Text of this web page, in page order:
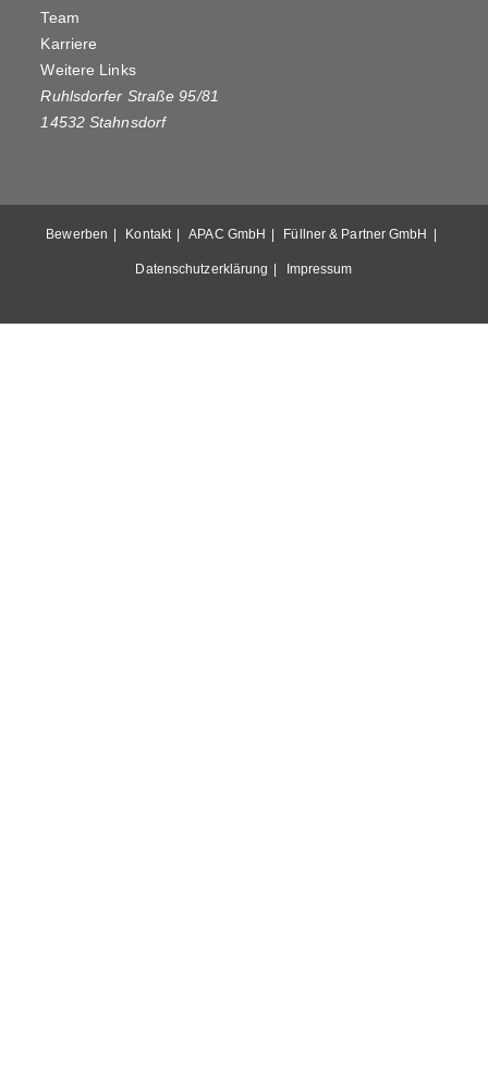
Team
Karriere
Weitere Links
Ruhlsdorfer Straße 95/81
14532 Stahnsdorf
Bewerben Kontakt APAC GmbH Füllner & Partner GmbH
Datenschutzerklärung Impressum